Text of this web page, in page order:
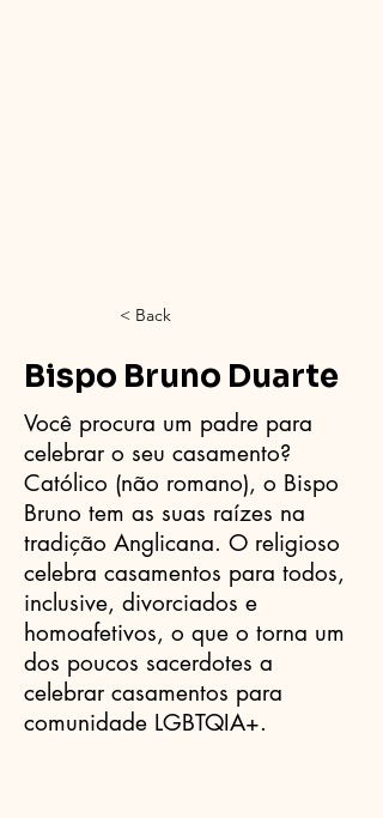
< Back
Bispo Bruno Duarte
Você procura um padre para
celebrar o seu casamento?
Católico (não romano), o Bispo
Bruno tem as suas raízes na
tradição Anglicana. O religioso
celebra casamentos para todos,
inclusive, divorciados e
homoafetivos, o que o torna um
dos poucos sacerdotes a
celebrar casamentos para
comunidade LGBTQIA+.